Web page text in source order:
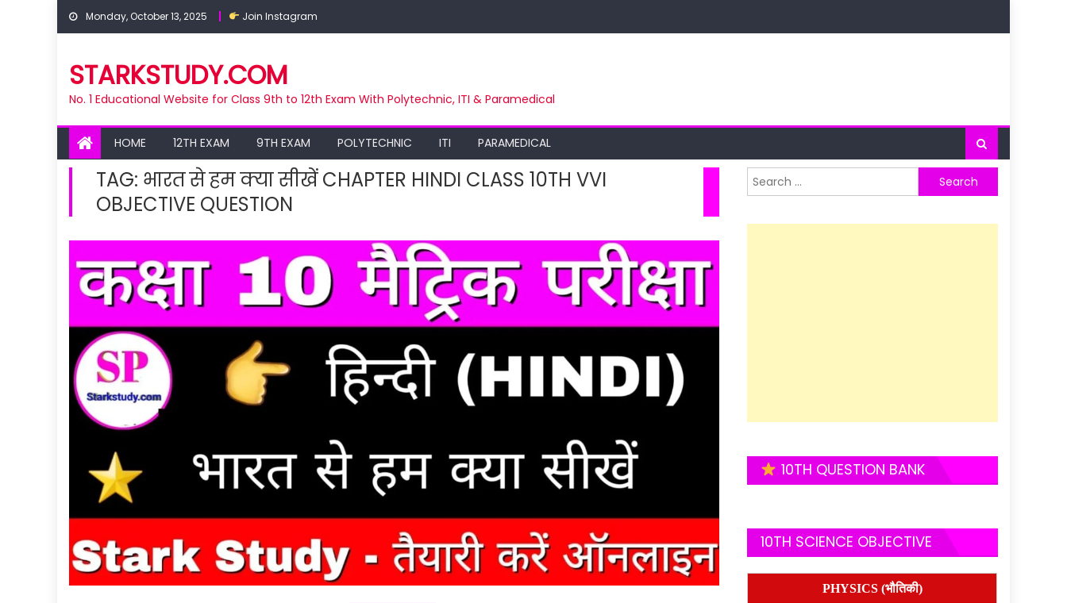
Skip
Monday, October 13, 2025 Join Instagram
STARKSTUDY.COM
No. 1 Educational Website for Class 9th to 12th Exam With Polytechnic, ITI & Paramedical
HOME 12TH EXAM 9TH EXAM POLYTECHNIC ITI PARAMEDICAL
TAG: भारत से हम क्या सीखें CHAPTER HINDI CLASS 10TH VVI
OBJECTIVE QUESTION
Search
for:
10TH QUESTION BANK
10TH SCIENCE OBJECTIVE
PHYSICS (भौतिकी)